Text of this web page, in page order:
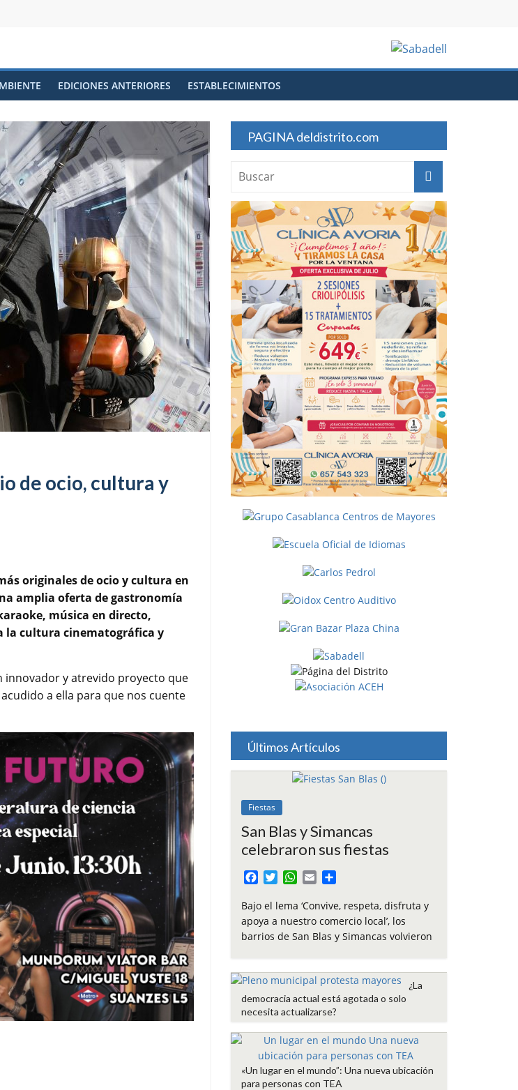
EDICIONES ANTERIORES ESTABLECIMIENTOS
de ocio, cultura y
originales de ocio y cultura en
amplia oferta de gastronomía
música en directo,
la cultura cinematográfica y
innovador y atrevido proyecto que
a ella para que nos cuente
PAGINA deldistrito.com
Últimos Artículos
Fiestas
San Blas y Simancas
celebraron sus fiestas
c
e
b
k
i
t
t
W
a
t
s
p
a
l
m
p
a
r
i
r
Bajo el lema ‘Convive, respeta, disfruta y
apoya a nuestro comercio local’, los
barrios de San Blas y Simancas volvieron
¿La
democracia actual está agotada o solo
necesita actualizarse?
«Un lugar en el mundo”: Una nueva ubicación
para personas con TEA